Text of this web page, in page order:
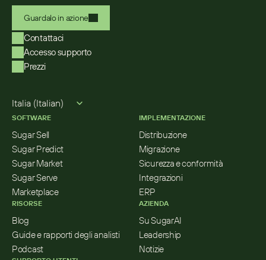
Guardalo in azione
Contattaci
Accesso supporto
Prezzi
Italia (Italian)
SOFTWARE
Sugar Sell
Sugar Predict
Sugar Market
Sugar Serve
Marketplace
RISORSE
Blog
Guide e rapporti degli analisti
Podcast
IMPLEMENTAZIONE
Distribuzione
Migrazione
Sicurezza e conformità
Integrazioni
ERP
AZIENDA
Su SugarAI
Leadership
Notizie